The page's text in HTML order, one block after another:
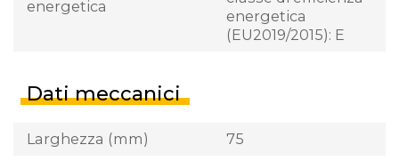
energetica
energetica
(EU2019/2015): E
Dati meccanici
Larghezza (mm)
75